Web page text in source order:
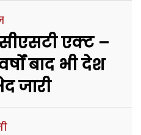
एक्ट –
बाद भी देश
जारी